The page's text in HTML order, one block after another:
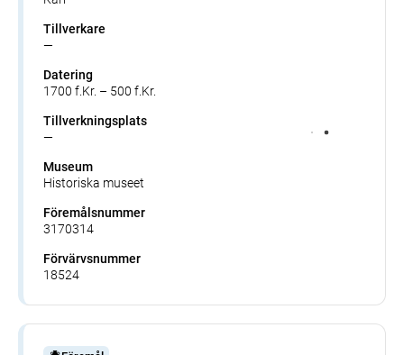
Tillverkare
—
Datering
1700 f.Kr. – 500 f.Kr.
Tillverkningsplats
—
Museum
Historiska museet
Föremålsnummer
3170314
Förvärvsnummer
18524